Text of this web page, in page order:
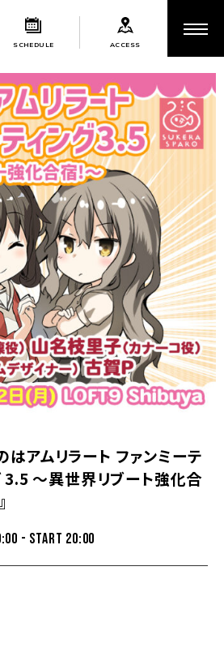
SCHEDULE ACCESS
はアムリラート ファンミーテ
3.5 ～異世界リブート強化合
- START 20:00